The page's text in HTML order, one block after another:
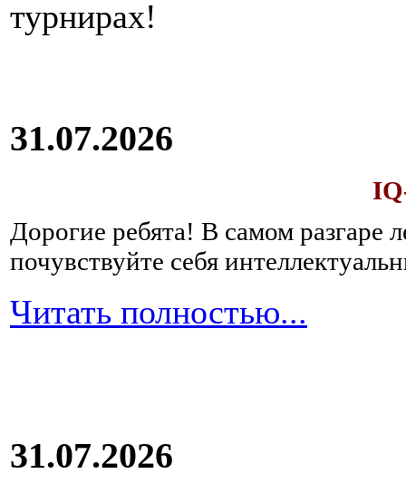
турнирах!
31.07.2026
Дорогие ребята! В самом разгаре
почувствуйте себя
Читать полностью...
31.07.2026